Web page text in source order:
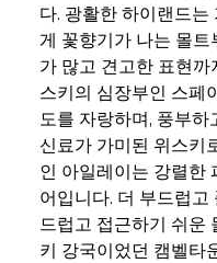
다. 광활한 하이랜드는
게 꽃향기가 나는 몰
가 많고 견고한 표현
스키의 심장부인 스페
도를 자랑하며, 풍부하
신료가 가미된 위스키
인 아일레이는 강렬한
어입니다. 더 부드럽고
드럽고 접근하기 쉬운
키 강국이었던 캠벨타